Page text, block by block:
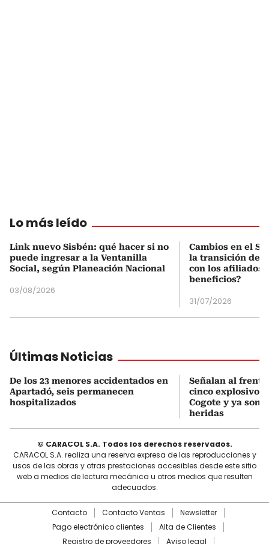
Lo más leído
Link nuevo Sisbén: qué hacer si no
puede ingresar a la Ventanilla
Social, según Planeación Nacional
03/08/2026
Cambios en el
la transición del
con los afiliados
beneficios?
31/07/2026
Últimas Noticias
De los 23 menores accidentados en
Apartadó, seis permanecen
hospitalizados
Señalan al frente
cinco explosivos
Cogote y ya son
heridas
© CARACOL S.A. Todos los derechos reservados.
CARACOL S.A. realiza una reserva expresa de las reproducciones y
usos de las obras y otras prestaciones accesibles desde este sitio
web a medios de lectura mecánica u otros medios que resulten
adecuados.
Contacto Contacto Ventas
Newsletter
Pago electrónico clientes
Alta de Clientes
Registro de proveedores
Aviso legal